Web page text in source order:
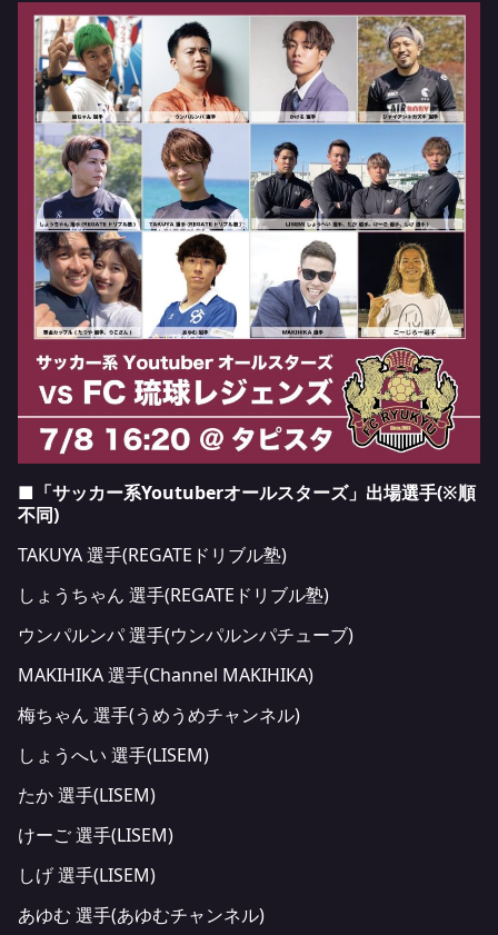
■ 「サッカー系Youtuberオールスターズ」 出場選手(※順
不同)
TAKUYA 選手(REGATEドリブル塾)
しょうちゃん 選手(REGATEドリブル塾)
ウンパルンパ 選手(ウンパルンパチューブ)
MAKIHIKA 選手(Channel MAKIHIKA)
梅ちゃん 選手(うめうめチャンネル)
しょうへい 選手(LISEM)
たか 選手(LISEM)
けーご 選手(LISEM)
しげ 選手(LISEM)
あゆむ 選手(あゆむチャンネル)